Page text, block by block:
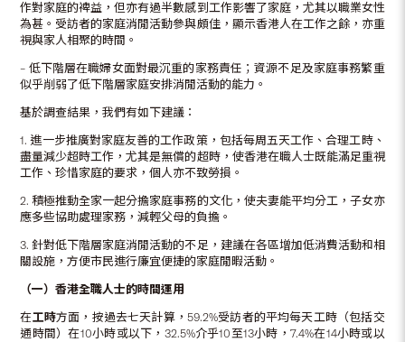
作對家庭的裨益，但亦有過半數感到工作影響了家庭，尤其以職業女性
為甚。受訪者的家庭消閒活動參與頗佳，顯示香港人在工作之餘，亦重
視與家人相聚的時間。
– 低下階層在職婦女面對最沉重的家務責任；資源不足及家庭事務繁重
似乎削弱了低下階層家庭安排消閒活動的能力。
基於調查結果，我們有如下建議：
1. 進一步推廣對家庭友善的工作政策，包括每周五天工作、合理工時、
盡量減少超時工作，尤其是無償的超時，使香港在職人士既能滿足重視
工作、珍惜家庭的要求，個人亦不致勞損。
2. 積極推動全家一起分擔家庭事務的文化，使夫妻能平均分工，子女亦
應多些協助處理家務，減輕父母的負擔。
3. 針對低下階層家庭消閒活動的不足，建議在各區增加低消費活動和相
關設施，方便市民進行廉宜便捷的家庭閒暇活動。
（一）香港全職人士的時間運用
在工時方面，按過去七天計算，59.2%受訪者的平均每天工時（包括交
通時間）在10小時或以下，32.5%介乎10至13小時，7.4%在14小時或以